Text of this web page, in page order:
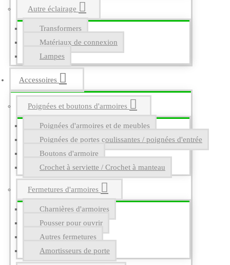
Autre éclairage
Transformers
Matériaux de connexion
Lampes
Accessoires
Poignées et boutons d'armoires
Poignées d'armoires et de meubles
Poignées de portes coulissantes / poignées d'entrée
Boutons d'armoire
Crochet à serviette / Crochet à manteau
Fermetures d'armoires
Charnières d'armoires
Pousser pour ouvrir
Autres fermetures
Amortisseurs de porte